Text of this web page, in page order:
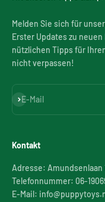
Melden Sie sich für
Erster Updates zu
nützlichen Tipps für
nicht verpassen!
E-Mail
Abonnieren
Kontakt
Adresse: Amundsenlaan
Telefonnummer: 06-
E-Mail: